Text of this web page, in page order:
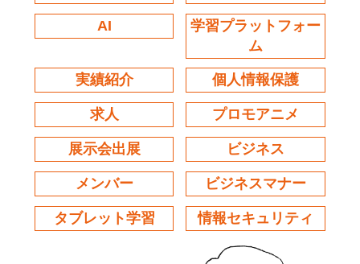
AI
学習プラットフォー
ム
実績紹介 個人情報保護
求人 プロモアニメ
展示会出展 ビジネス
メンバー ビジネスマナー
タブレット学習 情報セキュリティ